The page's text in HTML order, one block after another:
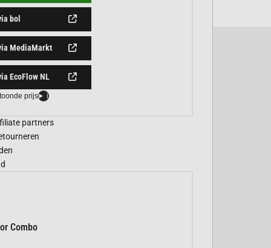
bol
MediaMarkt
EcoFlow NL
prijs i
partners
Combo